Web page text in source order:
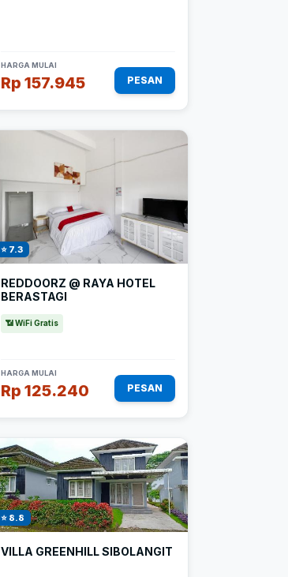
HARGA MULAI
Rp 157.945 PESAN
⭐ 7.3
REDDOORZ @ RAYA HOTEL
BERASTAGI
📶 WiFi Gratis
HARGA MULAI
Rp 125.240 PESAN
⭐ 8.8
VILLA GREENHILL SIBOLANGIT